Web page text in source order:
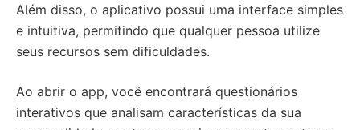
Além disso, o aplicativo possui uma interface simples
e intuitiva, permitindo que qualquer pessoa utilize
seus recursos sem dificuldades.
Ao abrir o app, você encontrará questionários
interativos que analisam características da sua